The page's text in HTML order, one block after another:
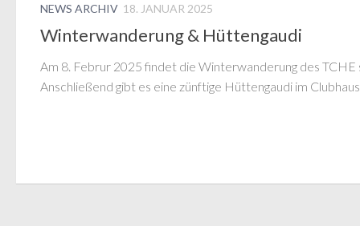
NEWS ARCHIV 18. JANUAR 2025
Winterwanderung & Hüttengaudi
Am 8. Februr 2025 findet die Winterwanderung des TCHE
Anschließend gibt es eine zünftige Hüttengaudi im